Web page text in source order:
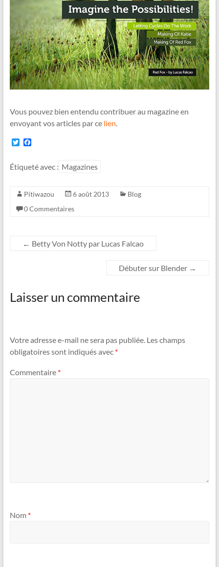
Vous pouvez bien entendu contribuer au magazine en
envoyant vos articles par ce lien.
T
t
t
r
F
e
k
Étiqueté avec : Magazines
Pitiwazou 6 août 2013
Blog
0 Commentaires
← Betty Von Notty par Lucas Falcao
Débuter sur Blender →
Laisser un commentaire
Votre adresse e-mail ne sera pas publiée. Les champs
obligatoires sont indiqués avec *
Commentaire *
Nom *